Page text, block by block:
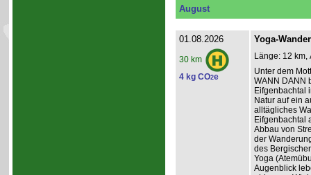
August
01.08.2026
30 km
4 kg CO2e
Yoga-
Länge: 12 km,
Unter dem
WANN DANN
Eifgenbachtal
Natur auf ein
alltägliches
Eifgenbachtal
Abbau von
der
des
Yoga
Augenblick